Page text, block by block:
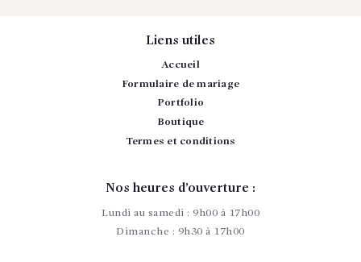
Liens utiles
Accueil
Formulaire de mariage
Portfolio
Boutique
Termes et conditions
Nos heures d’ouverture :
Lundi au samedi : 9h00 à 17h00
Dimanche : 9h30 à 17h00